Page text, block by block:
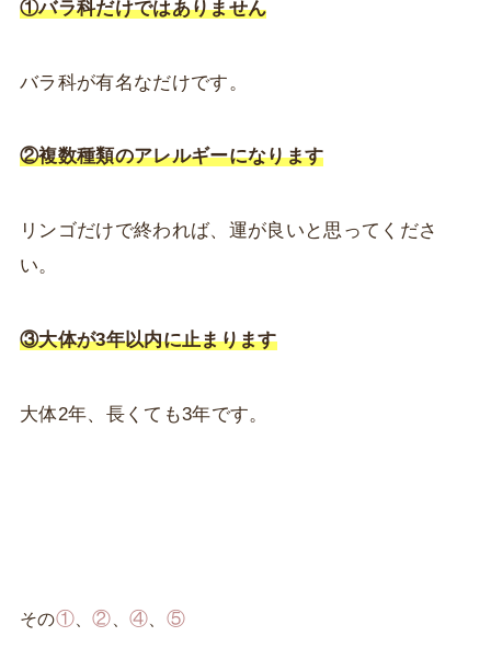
①バラ科だけではありません
バラ科が有名なだけです。
②複数種類のアレルギーになります
リンゴだけで終われば、運が良いと思ってくださ
い。
③大体が3年以内に止まります
大体2年、長くても3年です。
その①、②、 ④、 ⑤